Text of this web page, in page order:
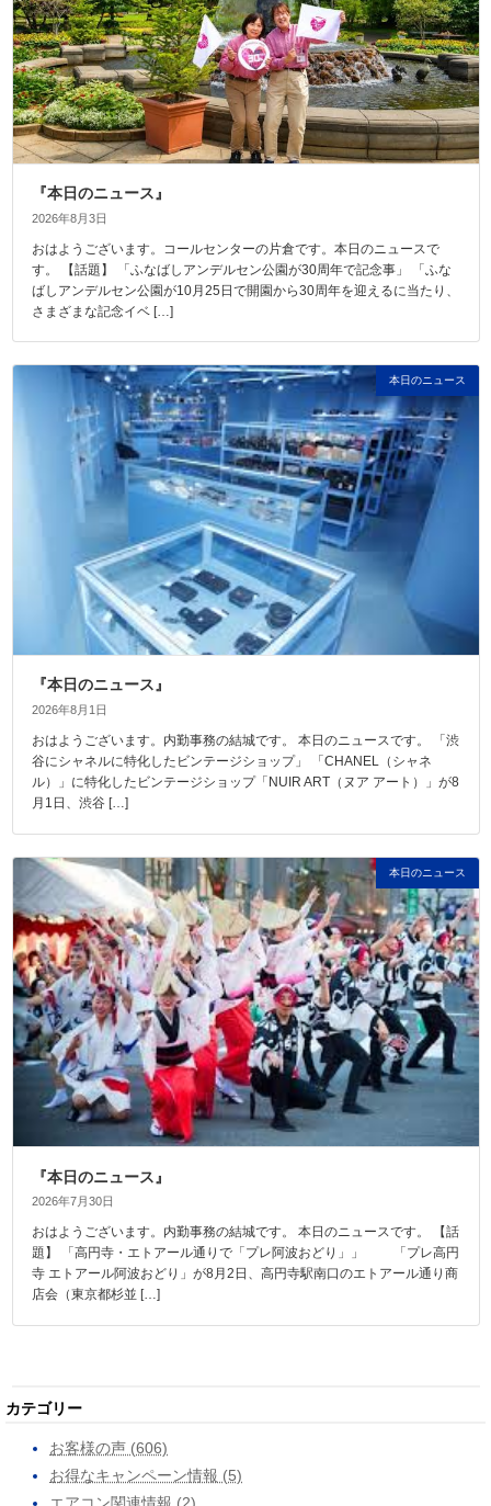
『本日のニュース』
2026年8月3日
おはようございます。コールセンターの片倉です。本日のニュースで
す。 【話題】 「ふなばしアンデルセン公園が30周年で記念事」 「ふな
ばしアンデルセン公園が10月25日で開園から30周年を迎えるに当たり、
さまざまな記念イベ […]
本日のニュース
『本日のニュース』
2026年8月1日
おはようございます。内勤事務の結城です。 本日のニュースです。 「渋
谷にシャネルに特化したビンテージショップ」 「CHANEL（シャネ
ル）」に特化したビンテージショップ「NUIR ART（ヌア アート）」が8
月1日、渋谷 […]
本日のニュース
『本日のニュース』
2026年7月30日
おはようございます。内勤事務の結城です。 本日のニュースです。 【話
題】 「高円寺・エトアール通りで「プレ阿波おどり」」 「プレ高円
寺 エトアール阿波おどり」が8月2日、高円寺駅南口のエトアール通り商
店会（東京都杉並 […]
カテゴリー
お客様の声 (606)
お得なキャンペーン情報 (5)
エアコン関連情報 (2)